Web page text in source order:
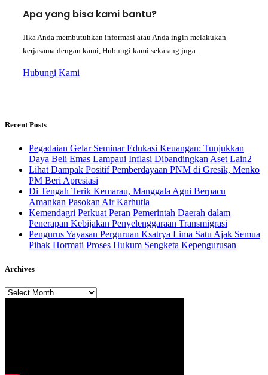
Apa yang bisa kami bantu?
Jika Anda membutuhkan informasi atau Anda ingin melakukan
kerjasama dengan kami, Hubungi kami sekarang juga.
Hubungi Kami
Recent Posts
Pegadaian Gelar Seminar Edukasi Keuangan: Tunjukkan
Daya Beli Emas Lampaui Inflasi Dibandingkan Aset Lain2
Lihat Dampak Positif Pemberdayaan PNM di Gresik, Menko
PM Beri Apresiasi
​Di Tengah Terik Kemarau, Manggala Agni Berpacu
Amankan Pasokan Air Karhutla
Kemendagri Perkuat Peran Pemerintah Daerah dalam
Penerapan Kebijakan Penyelenggaraan Transmigrasi
Pengurus Yayasan Perguruan Ksatrya Lima Satu Ajak Semua
Pihak Hormati Proses Hukum Sengketa Kepengurusan
Archives
Archives